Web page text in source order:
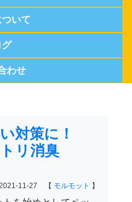
いて
グ
わせ
対策に！
リ消臭
11-27 【 モルモット 】